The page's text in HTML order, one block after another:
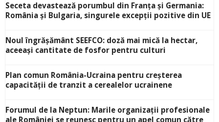
Seceta devastează porumbul din Franța și Germania:
România și Bulgaria, singurele excepții pozitive din UE
Noul îngrășământ SEEFCO: doză mai mică la hectar,
aceeași cantitate de fosfor pentru culturi
Plan comun România-Ucraina pentru creșterea
capacității de tranzit a cerealelor ucrainene
Forumul de la Neptun: Marile organizații profesionale
ale României se reunesc pentru un apel comun către